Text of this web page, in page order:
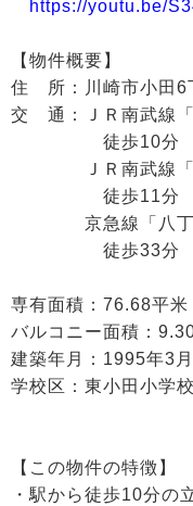
https://youtu.be/
【物件概要】
住 所：川崎市小田6
交 通：ＪＲ南武線
徒歩10分
ＪＲ南武線「
徒歩11分
京急線「八丁
徒歩33分
専有面積：76.68平米
バルコニー面積：
建築年月：1995年3
学校区：東小田小学
【この物件の特徴】
・駅から徒歩10分の